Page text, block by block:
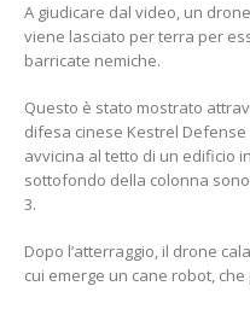
A giudicare dal video, un
viene lasciato per terra per
barricate nemiche.
Questo è stato mostrato
difesa cinese Kestrel
avvicina al tetto di un edificio
sottofondo della colonna
3.
Dopo l’atterraggio, il drone
cui emerge un cane robot,